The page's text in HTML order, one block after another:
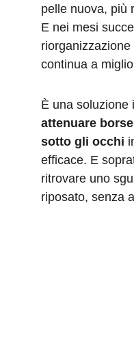
pelle nuova, più
E nei mesi
continua a
È una soluzione
attenuare
sotto gli occhi
efficace. E
ritrovare uno
riposato, senza